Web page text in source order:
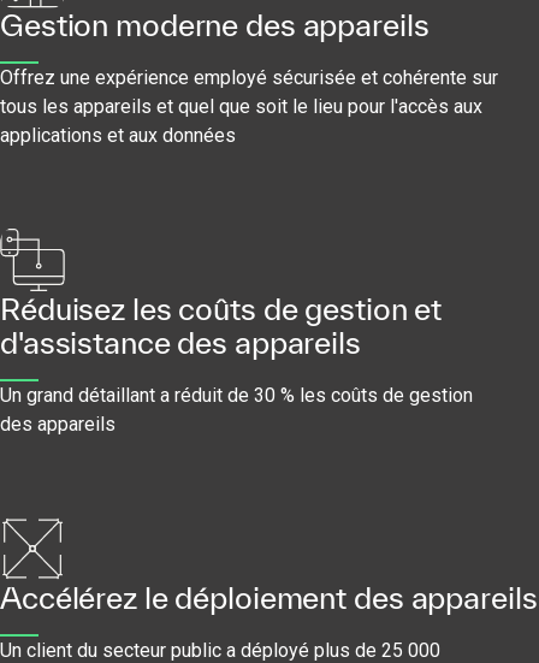
Gestion moderne des appareils
Offrez une expérience employé sécurisée et cohérente sur
tous les appareils et quel que soit le lieu pour l'accès aux
applications et aux données
Réduisez les coûts de gestion et
d'assistance des appareils
Un grand détaillant a réduit de 30 % les coûts de gestion
des appareils
Accélérez le déploiement des appareils
Un client du secteur public a déployé plus de 25 000